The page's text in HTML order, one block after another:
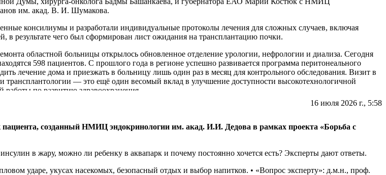
им. акад. В. И. Шумакова.
консилиумы и разработали индивидуальные протоколы лечения для сложных случаев, включая
в результате чего был сформирован лист ожидания на трансплантацию почки.
областной больницы открылось обновленное отделение урологии, нефрологии и диализа. Сегодня
598 пациентов. С прошлого года в регионе успешно развивается программа перитонеального
лечение дома и приезжать в больницу лишь один раз в месяц для контрольного обследования. Визит в
трансплантологии — это ещё один весомый вклад в улучшение доступности высокотехнологичной
работы по развитию здравоохранения.
16 июля 2026 г., 5:58
созданный НМИЦ эндокринологии им. акад. И.И. Дедова в рамках проекта «Борьба с
в жару, можно ли ребенку в аквапарк и почему постоянно хочется есть? Эксперты дают ответы.
ударе, укусах насекомых, безопасный отдых и выбор напитков. • «Вопрос эксперту»: д.м.н., проф.